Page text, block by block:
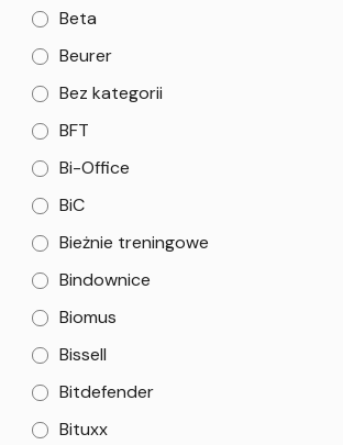
Beta
Beurer
Bez kategorii
BFT
Bi-Office
BiC
Bieżnie treningowe
Bindownice
Biomus
Bissell
Bitdefender
Bituxx